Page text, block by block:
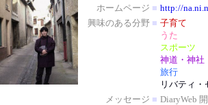
ホームページ ■ http://
興味のある分野 ■ 子育て
うた
スポーツ
神道・神社
旅行
リバティ
メッセージ ■ DiaryWeb